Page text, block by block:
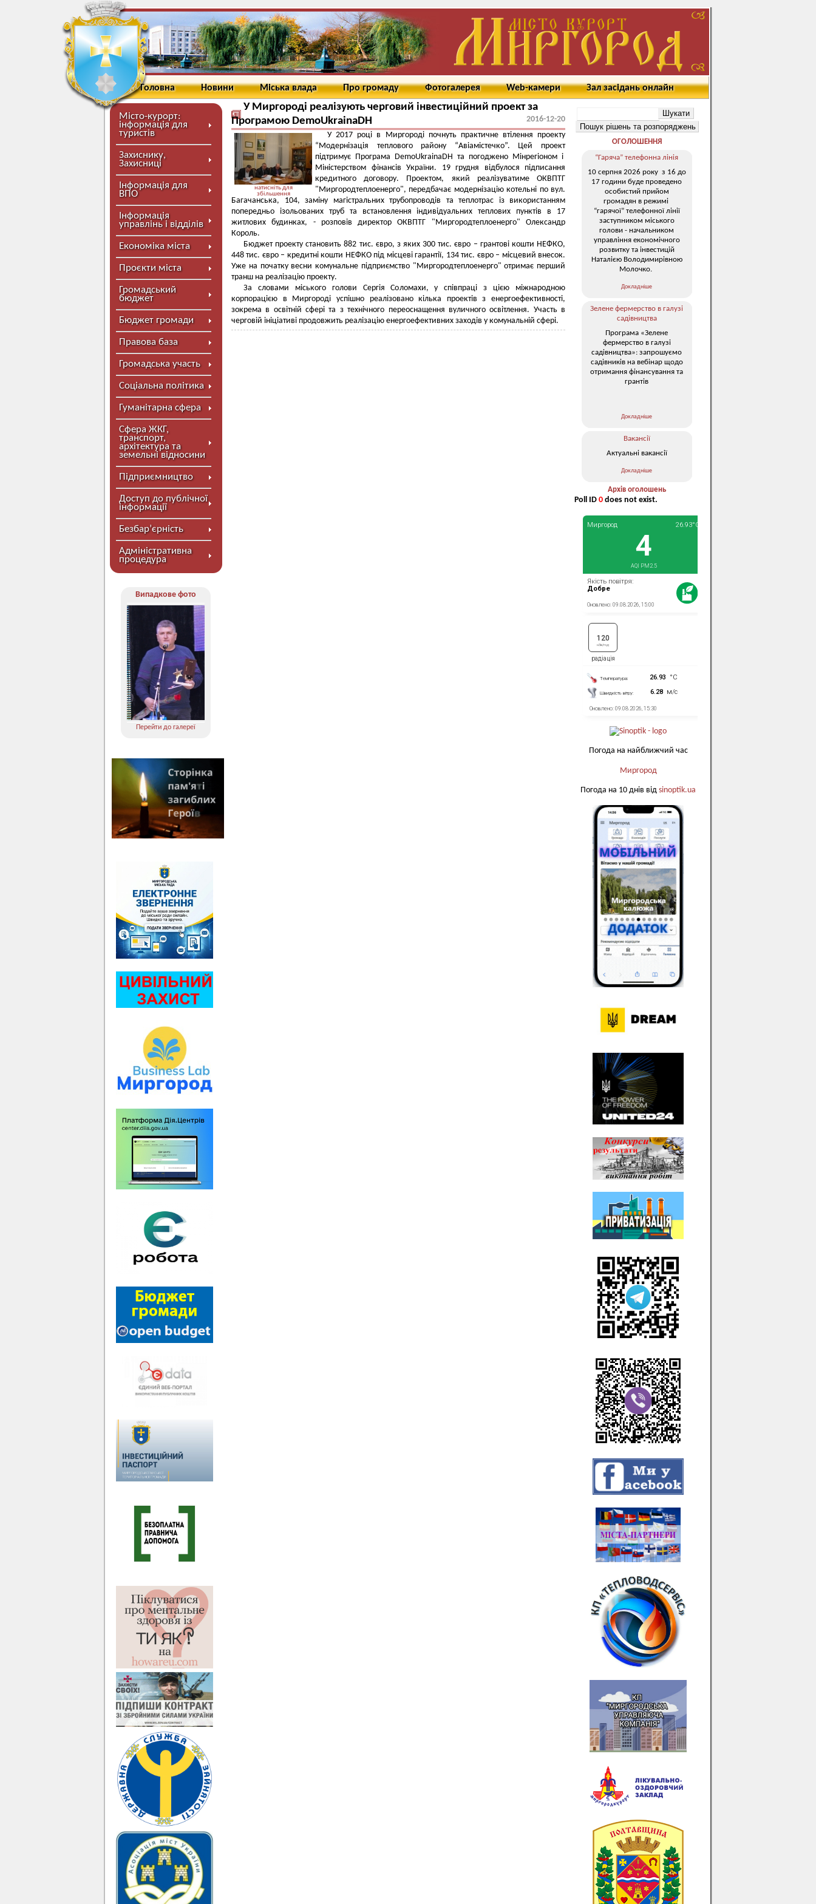
Головна Новини Міська влада Про громаду Фотогалерея Web-камери Зал засідань онлайн
Місто-курорт:
інформація для
туристів
Захиснику,
Захисниці
Інформація для
ВПО
Інформація
управлінь і відділів
Економіка міста
Проєкти міста
Громадський
бюджет
Бюджет громади
Правова база
Громадська участь
Соціальна політика
Гуманітарна сфера
Сфера ЖКГ,
транспорт,
архітектура та
земельні відносини
Підприємництво
Доступ до публічної
інформації
Безбар’єрність
Адміністративна
процедура
Випадкове фото
Перейти до галереї
У Миргороді реалізують черговий інвестиційний проект за
Програмою DemoUkrainaDH
2016-12-20
натисніть для
збільшення
У 2017 році в Миргороді почнуть практичне втілення проекту
“Модернізація теплового району “Авіамістечко”. Цей проект
підтримує Програма DemoUkrainaDH та погоджено Мінрегіоном і
Міністерством фінансів України. 19 грудня відбулося підписання
кредитного договору. Проектом, який реалізуватиме ОКВПТГ
"Миргородтеплоенерго", передбачає модернізацію котельні по вул.
Багачанська, 104, заміну магістральних трубопроводів та теплотрас із використанням
попередньо ізольованих труб та встановлення індивідуальних теплових пунктів в 17
житлових будинках, - розповів директор ОКВПТГ "Миргородтеплоенерго" Олександр
Король.
Бюджет проекту становить 882 тис. євро, з яких 300 тис. євро – грантові кошти НЕФКО,
448 тис. євро – кредитні кошти НЕФКО під місцеві гарантії, 134 тис. євро – місцевий внесок.
Уже на початку весни комунальне підприємство "Миргородтеплоенерго" отримає перший
транш на реалізацію проекту.
За словами міського голови Сергія Соломахи, у співпраці з цією міжнародною
корпорацією в Миргороді успішно реалізовано кілька проектів з енергоефективності,
зокрема в освітній сфері та з технічного переоснащення вуличного освітлення. Участь в
черговій ініціативі продовжить реалізацію енергоефективних заходів у комунальній сфері.
ОГОЛОШЕННЯ
“Гаряча” телефонна лінія
10 серпня 2026 року з 16 до
17 години буде проведено
особистий прийом
громадян в режимі
“гарячої” телефонної лінії
заступником міського
голови - начальником
управління економічного
розвитку та інвестицій
Наталією Володимирівною
Молочко.
Докладніше
Зелене фермерство в галузі
садівництва
Програма «Зелене
фермерство в галузі
садівництва»: запрошуємо
садівників на вебінар щодо
отримання фінансування та
грантів
Докладніше
Вакансії
Актуальні вакансії
Докладніше
Архів оголошень
Poll ID 0 does not exist.
Погода на найближчий час
Миргород
Погода на 10 днів від sinoptik.ua